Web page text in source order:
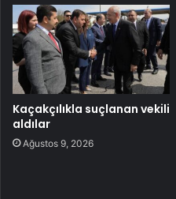
Kaçakçılıkla suçlanan vekili
aldılar
Ağustos 9, 2026